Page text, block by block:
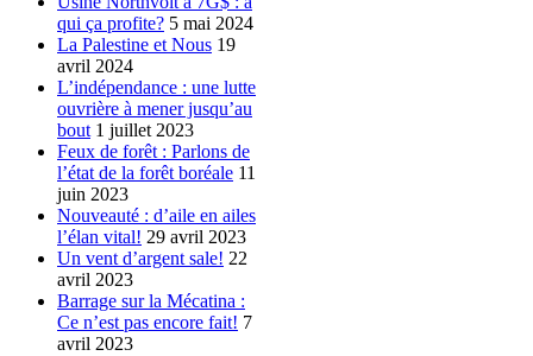
qui ça profite? 5 mai 2024
La Palestine et Nous 19
avril 2024
L’indépendance : une lutte
ouvrière à mener jusqu’au
bout 1 juillet 2023
Feux de forêt : Parlons de
l’état de la forêt boréale 11
juin 2023
Nouveauté : d’aile en ailes
l’élan vital! 29 avril 2023
Un vent d’argent sale! 22
avril 2023
Barrage sur la Mécatina :
Ce n’est pas encore fait! 7
avril 2023